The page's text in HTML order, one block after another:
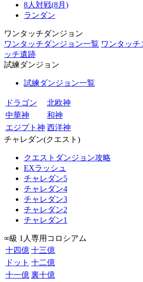
8人対戦(8月)
ランダン
ワンタッチダンジョン
ワンタッチダンジョン一覧 ワンタッチ
ッチ遺跡
試練ダンジョン
試練ダンジョン一覧
ドラゴン
北欧神
中華神
和神
エジプト神 西洋神
チャレダン(クエスト)
クエストダンジョン攻略
EXラッシュ
チャレダン5
チャレダン4
チャレダン3
チャレダン2
チャレダン1
∞級 1人専用コロシアム
十四億 十三億
ドット 十二億
十一億 裏十億